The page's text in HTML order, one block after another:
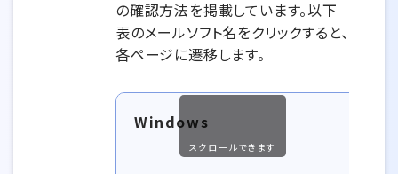
の確認方法を掲載しています。以下
表のメールソフト名をクリックすると、
各ページに遷移します。
Windows
スクロールできます